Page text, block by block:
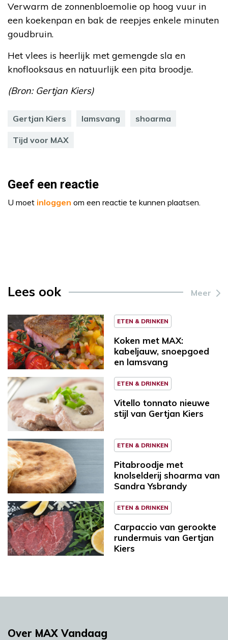
Verwarm de zonnenbloemolie op hoog vuur in
een koekenpan en bak de reepjes enkele minuten
goudbruin.
Het vlees is heerlijk met gemengde sla en
knoflooksaus en natuurlijk een pita broodje.
(Bron: Gertjan Kiers)
Gertjan Kiers lamsvang shoarma
Tijd voor MAX
Geef een reactie
U moet inloggen om een reactie te kunnen plaatsen.
Lees ook Meer
ETEN & DRINKEN
Koken met MAX:
kabeljauw, snoepgoed
en lamsvang
ETEN & DRINKEN
Vitello tonnato nieuwe
stijl van Gertjan Kiers
ETEN & DRINKEN
Pitabroodje met
knolselderij shoarma van
Sandra Ysbrandy
ETEN & DRINKEN
Carpaccio van gerookte
rundermuis van Gertjan
Kiers
Over MAX Vandaag